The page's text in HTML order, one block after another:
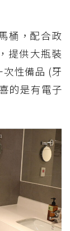
桶，配合政
提供大瓶裝
性備品 (牙
的是有電子